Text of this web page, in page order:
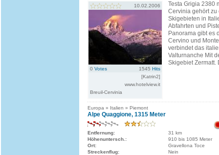
10.02.2006
0 Votes 1545 Hits
[Katrin2]
www.hotelview.it
Breuil-Cervinia
Testa Grigia 2380
Cervinia gehört zu
Skigebieten in
Abfahrten und
Panorama gibt es
Cervino und
verbindet das
Valturnanche Mit
Skigebiet Zermatt.
Europa » Italien » Piemont
Alpe Quaggione, 1315 Meter
Entfernung:
31 km
Höhenuntersch.:
910 bis 1085 Meter
Ort:
Gravellona Toce
Streckenflug:
Nein